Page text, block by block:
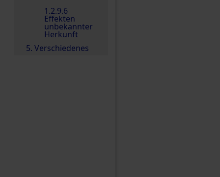
1.2.9.6
Effekten
unbekannter
Herkunft
5. Verschiedenes